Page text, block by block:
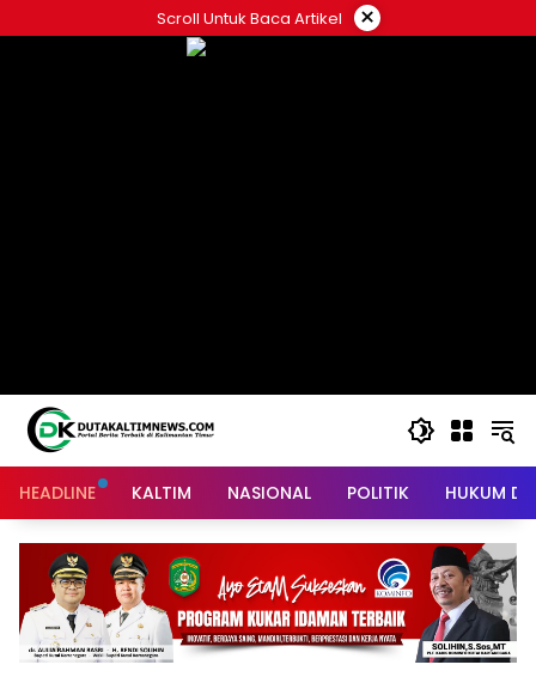
to
Scroll Untuk Baca Artikel ×
HEADLINE KALTIM NASIONAL POLITIK HUKUM